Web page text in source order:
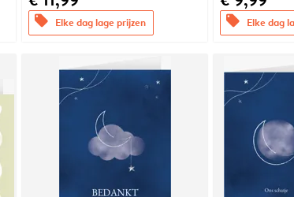
offers Elke dag lage prijzen offers Elke dag